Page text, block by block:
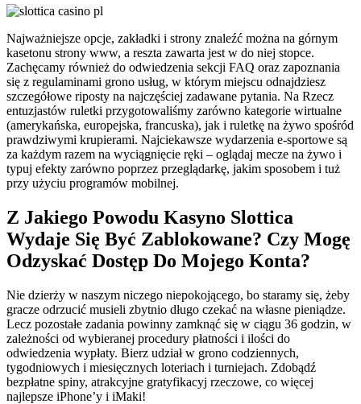
Najważniejsze opcje, zakładki i strony znaleźć można na górnym
kasetonu strony www, a reszta zawarta jest w do niej stopce.
Zachęcamy również do odwiedzenia sekcji FAQ oraz zapoznania
się z regulaminami grono usług, w którym miejscu odnajdziesz
szczegółowe riposty na najczęściej zadawane pytania. Na Rzecz
entuzjastów ruletki przygotowaliśmy zarówno kategorie wirtualne
(amerykańska, europejska, francuska), jak i ruletkę na żywo spośród
prawdziwymi krupierami. Najciekawsze wydarzenia e-sportowe są
za każdym razem na wyciągnięcie ręki – oglądaj mecze na żywo i
typuj efekty zarówno poprzez przeglądarkę, jakim sposobem i tuż
przy użyciu programów mobilnej.
Z Jakiego Powodu Kasyno Slottica
Wydaje Się Być Zablokowane? Czy Mogę
Odzyskać Dostęp Do Mojego Konta?
Nie dzierży w naszym niczego niepokojącego, bo staramy się, żeby
gracze odrzucić musieli zbytnio długo czekać na własne pieniądze.
Lecz pozostałe zadania powinny zamknąć się w ciągu 36 godzin, w
zależności od wybieranej procedury płatności i ilości do
odwiedzenia wypłaty. Bierz udział w grono codziennych,
tygodniowych i miesięcznych loteriach i turniejach. Zdobądź
bezpłatne spiny, atrakcyjne gratyfikacyj rzeczowe, co więcej
najlepsze iPhone’y i iMaki!